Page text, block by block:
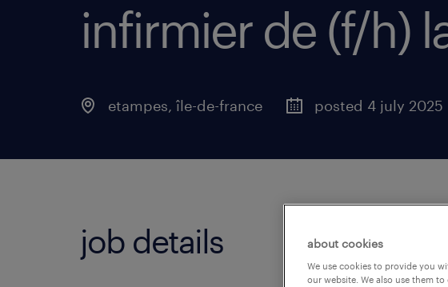
infirmier de (f/h)
etampes, île-de-france posted 4 july 2025
job details about cookies
We use cookies to provide you
our website. We also use them